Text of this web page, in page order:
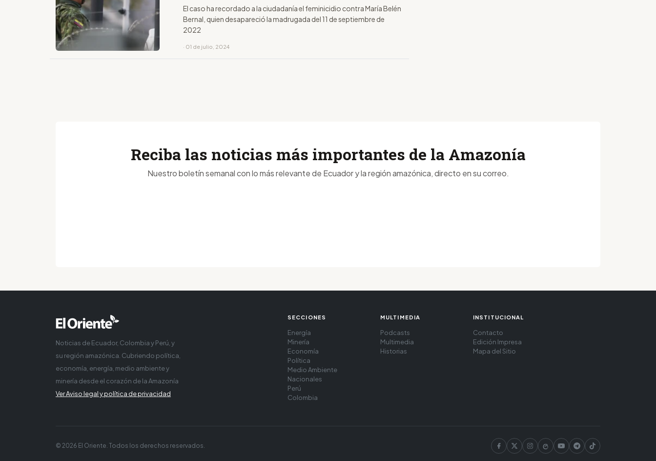
El caso ha recordado a la ciudadanía el feminicidio contra María Belén
Bernal, quien desapareció la madrugada del 11 de septiembre de
2022
· 01 de julio, 2024
Reciba las noticias más importantes de la Amazonía
Nuestro boletín semanal con lo más relevante de Ecuador y la región amazónica, directo en su correo.
Noticias de Ecuador, Colombia y Perú, y
su región amazónica. Cubriendo política,
economía, energía, medio ambiente y
minería desde el corazón de la Amazonía
Ver Aviso legal y política de privacidad
SECCIONES
Energía
Minería
Economía
Política
Medio Ambiente
Nacionales
Perú
Colombia
MULTIMEDIA
Podcasts
Multimedia
Historias
INSTITUCIONAL
Contacto
Edición Impresa
Mapa del Sitio
© 2026 El Oriente. Todos los derechos reservados.